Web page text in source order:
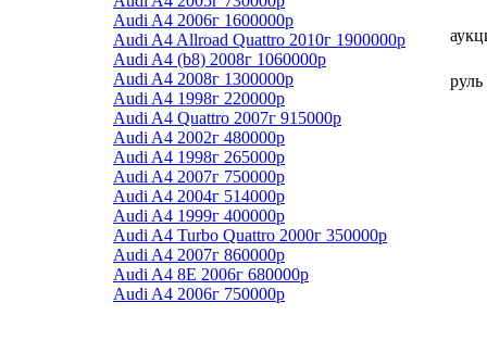
Audi A4 2006г 1600000р
Audi A4 Allroad Quattro 2010г 1900000р
Audi A4 (b8) 2008г 1060000р
Audi A4 2008г 1300000р
Audi A4 1998г 220000р
Audi A4 Quattro 2007г 915000р
Audi A4 2002г 480000р
Audi A4 1998г 265000р
Audi A4 2007г 750000р
Audi A4 2004г 514000р
Audi A4 1999г 400000р
Audi A4 Turbo Quattro 2000г 350000р
Audi A4 2007г 860000р
Audi A4 8E 2006г 680000р
Audi A4 2006г 750000р
руль